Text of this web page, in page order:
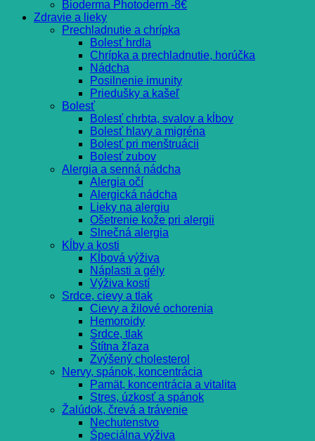
Bioderma Photoderm -8€
Zdravie a lieky
Prechladnutie a chrípka
Bolesť hrdla
Chrípka a prechladnutie, horúčka
Nádcha
Posilnenie imunity
Priedušky a kašeľ
Bolesť
Bolesť chrbta, svalov a kĺbov
Bolesť hlavy a migréna
Bolesť pri menštruácii
Bolesť zubov
Alergia a senná nádcha
Alergia očí
Alergická nádcha
Lieky na alergiu
Ošetrenie kože pri alergii
Slnečná alergia
Kĺby a kosti
Kĺbová výživa
Náplasti a gély
Výživa kostí
Srdce, cievy a tlak
Cievy a žilové ochorenia
Hemoroidy
Srdce, tlak
Štítna žľaza
Zvýšený cholesterol
Nervy, spánok, koncentrácia
Pamät, koncentrácia a vitalita
Stres, úzkosť a spánok
Žalúdok, črevá a trávenie
Nechutenstvo
Špeciálna výživa